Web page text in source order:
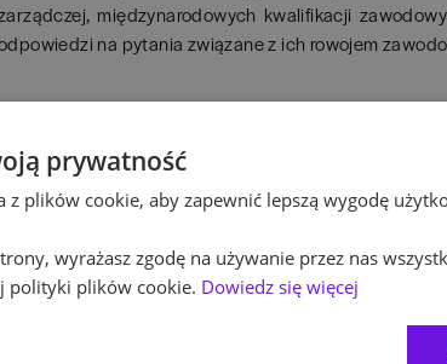
międzynarodowych kwalifikacji
na pytania związane z ich rowojem
Organizator Partnerzy główni konkursu
prywatność
z plików cookie, aby zapewnić lepszą wygodę
wyrażasz zgodę na używanie przez nas
polityki plików cookie. Dowiedz się więcej